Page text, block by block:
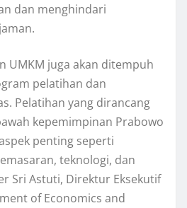
dan menghindari
UMKM juga akan ditempuh
pelatihan dan
Pelatihan yang dirancang
kepemimpinan Prabowo
penting seperti
teknologi, dan
Sri Astuti, Direktur Eksekutif
of Economics and